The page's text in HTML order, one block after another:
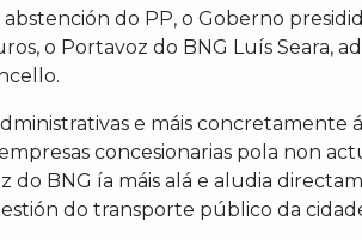
do PP, o Goberno
o Portavoz do BNG Luís Seara,
e máis concretamente
concesionarias pola non
BNG ía máis alá e aludia
do transporte público da